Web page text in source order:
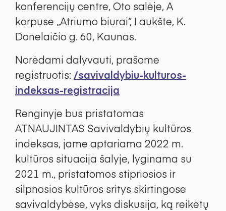
konferencijų centre, Oto salėje, A
korpuse „Atriumo biurai“, I aukšte, K.
Donelaičio g. 60, Kaunas.
Norėdami dalyvauti, prašome
registruotis: /savivaldybiu-kulturos-
indeksas-registracija
Renginyje bus pristatomas
ATNAUJINTAS Savivaldybių kultūros
indeksas, jame aptariama 2022 m.
kultūros situacija šalyje, lyginama su
2021 m., pristatomos stipriosios ir
silpnosios kultūros sritys skirtingose
savivaldybėse, vyks diskusija, ką reikėtų